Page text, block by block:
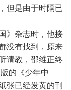
但是由于时隔已
》杂志时，他接
没有找到，原来
请教，邵维正终
的《少年中
张已经发黄的刊